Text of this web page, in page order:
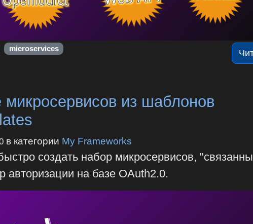
microservices
микросервисов из шаблонов
в категории My Frameworks
создать набор микросервисов,
авторизации на базе OAuth2.0.